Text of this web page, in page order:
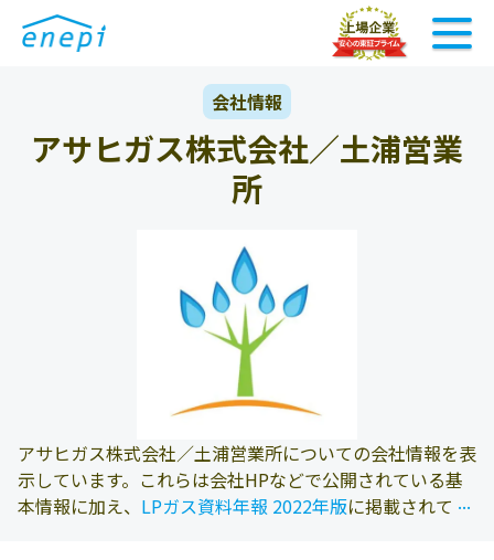
会社情報
アサヒガス株式会社／土浦営業
所
アサヒガス株式会社／土浦営業所についての会社情報を表
示しています。これらは会社HPなどで公開されている基
本情報に加え、 LPガス資料年報 2022年版に掲載されてい
...
...